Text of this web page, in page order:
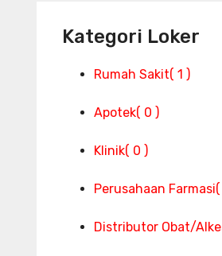
Kategori Loker
Rumah Sakit( 1 )
Apotek( 0 )
Klinik( 0 )
Perusahaan Farmasi
Distributor Obat/